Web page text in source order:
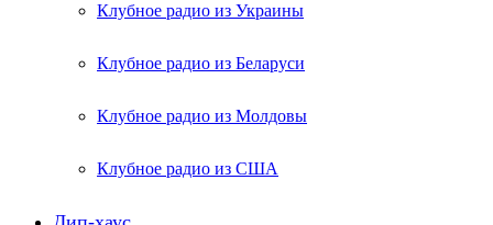
Клубное радио из Украины
Клубное радио из Беларуси
Клубное радио из Молдовы
Клубное радио из США